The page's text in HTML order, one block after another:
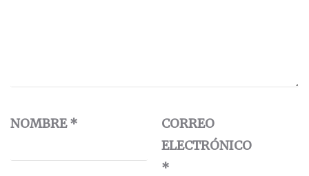
NOMBRE*
CORREO
ELECTRÓNICO
*